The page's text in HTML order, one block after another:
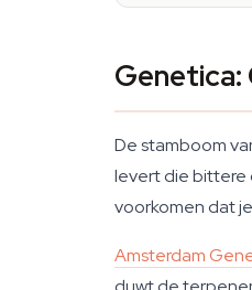
Genetica:
De stamboom
levert die bittere
voorkomen dat
Amsterdam